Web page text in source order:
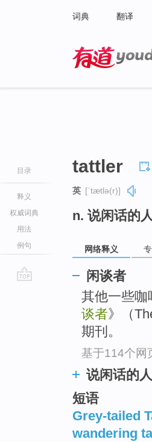
词典 翻译
目录
释义
权威词典
用法
例句
tattler
英 [ˈtætlə(r)]
n. 说闲话的
网络释义
闲谈者
其他一些咖
谈者》（
期刊。
基于114个网
说闲话的人
短语
Grey-tailed
wandering